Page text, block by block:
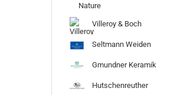
Nature
Villeroy & Boch
Seltmann Weiden
Gmundner Keramik
Hutschenreuther